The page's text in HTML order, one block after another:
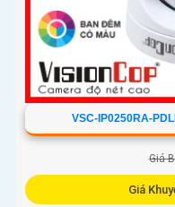
VSC-IP0250RA-
Giá
Giá